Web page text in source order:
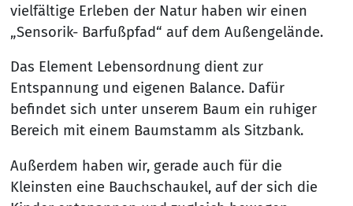
vielfältige Erleben der Natur haben wir einen
„Sensorik- Barfußpfad“ auf dem Außengelände.
Das Element Lebensordnung dient zur
Entspannung und eigenen Balance. Dafür
befindet sich unter unserem Baum ein ruhiger
Bereich mit einem Baumstamm als Sitzbank.
Außerdem haben wir, gerade auch für die
Kleinsten eine Bauchschaukel, auf der sich die